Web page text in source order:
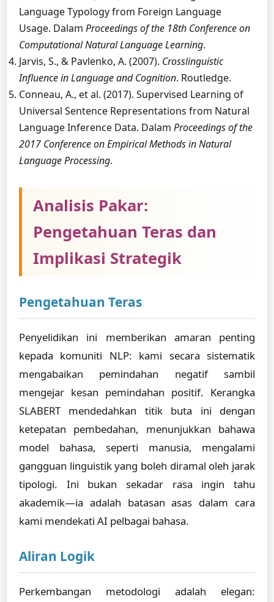
Language Typology from Foreign Language
Usage. Dalam Proceedings of the 18th Conference on
Computational Natural Language Learning.
Jarvis, S., & Pavlenko, A. (2007). Crosslinguistic
Influence in Language and Cognition. Routledge.
Conneau, A., et al. (2017). Supervised Learning of
Universal Sentence Representations from Natural
Language Inference Data. Dalam Proceedings of the
2017 Conference on Empirical Methods in Natural
Language Processing.
Analisis Pakar:
Pengetahuan Teras dan
Implikasi Strategik
Pengetahuan Teras
Penyelidikan ini memberikan amaran penting
kepada komuniti NLP: kami secara sistematik
mengabaikan pemindahan negatif sambil
mengejar kesan pemindahan positif. Kerangka
SLABERT mendedahkan titik buta ini dengan
ketepatan pembedahan, menunjukkan bahawa
model bahasa, seperti manusia, mengalami
gangguan linguistik yang boleh diramal oleh jarak
tipologi. Ini bukan sekadar rasa ingin tahu
akademik—ia adalah batasan asas dalam cara
kami mendekati AI pelbagai bahasa.
Aliran Logik
Perkembangan metodologi adalah elegan: